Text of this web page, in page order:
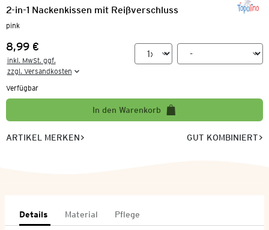
2-in-1 Nackenkissen mit Reißverschluss
pink
Preis:
8,99 €
inkl. MwSt. ggf.
zzgl. Versandkosten
Verfügbar
In den Warenkorb
ARTIKEL MERKEN GUT KOMBINIERT
Details Material Pflege